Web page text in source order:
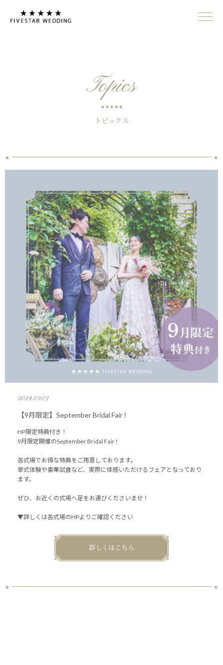
Topics
トピックス
2024.09.03
【9月限定】September Bridal Fair !
HP限定特典付き！
9月限定開催のSeptember Bridal Fair !
各式場でお得な特典をご用意しております。
挙式体験や豪華試食など、実際に体感いただけるフェアとなっており
ます。
ぜひ、お近くの式場へ足をお運びくださいませ！
▼詳しくは各式場のHPよりご確認ください
詳しくはこちら